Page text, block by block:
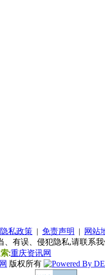
隐私政策 | 免责声明 | 网站
有误、侵犯隐私,请联系
:重庆资讯网
版权所有